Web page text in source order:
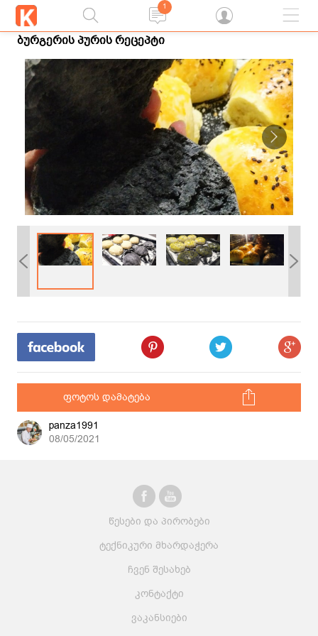
1
ბურგერის პურის რეცეპტი
ფოტოს დამატება
panza1991
08/05/2021
ჩვენ შესახებ
კონტაქტი
ვაკანსიები
წესები და პირობები
ტექნიკური მხარდაჭერა